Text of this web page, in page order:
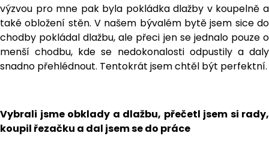
výzvou pro mne pak byla pokládka dlažby v koupelně a
také obložení stěn. V našem bývalém bytě jsem sice do
chodby pokládal dlažbu, ale přeci jen se jednalo pouze o
menší chodbu, kde se nedokonalosti odpustily a daly
snadno přehlédnout. Tentokrát jsem chtěl být perfektní.
Vybrali jsme obklady a dlažbu, přečetl jsem si rady,
koupil řezačku a dal jsem se do práce